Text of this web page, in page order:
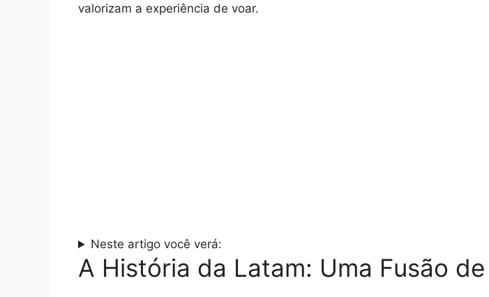
valorizam a experiência de voar.
Neste artigo você verá:
A História da Latam: Uma Fusão